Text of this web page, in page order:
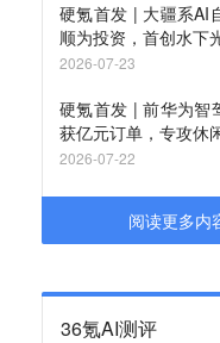
硬氪首发 | 大疆系AI
顺为投资，首创水下
2026-07-23
硬氪首发 | 前华为智
获亿元订单，专攻休
2026-07-22
阅读更多内
36氪AI测评